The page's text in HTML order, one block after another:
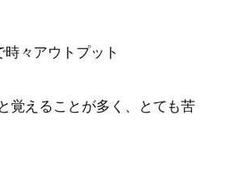
々アウトプット
覚えることが多く、とても苦